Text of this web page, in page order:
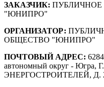
ЗАКАЗЧИК:
"ЮНИПРО"
ОРГАНИЗАТОР:
ОБЩЕСТВО "ЮНИПРО"
ПОЧТОВЫЙ АДРЕС:
автономный округ - Югра,
ЭНЕРГОСТРОИТЕЛЕЙ, Д.